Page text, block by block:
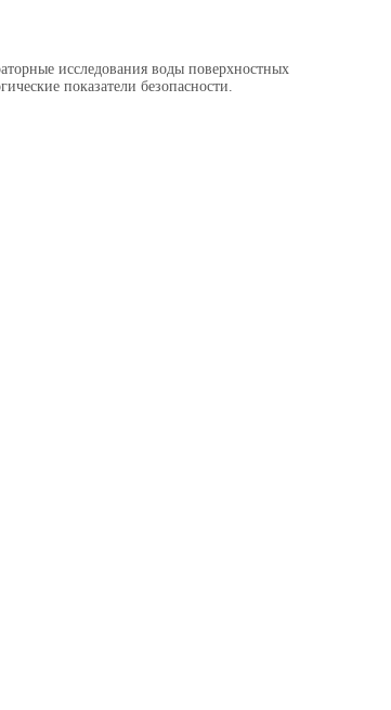
исследования воды поверхностных
показатели безопасности.